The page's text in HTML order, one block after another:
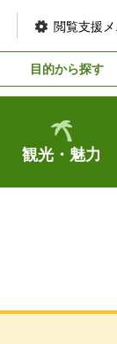
閲覧支援
目的から探す
観光・魅力